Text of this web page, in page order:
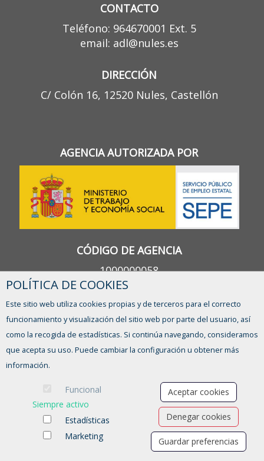
CONTACTO
Teléfono: 964670001 Ext. 5
email: adl@nules.es
DIRECCIÓN
C/ Colón 16, 12520 Nules, Castellón
AGENCIA AUTORIZADA POR
CÓDIGO DE AGENCIA
1000000058
De Lunes a Viernes, de 9:00 a 14:00h
¿TIENES ALGUNA DUDA?
POLÍTICA DE COOKIES
Este sitio web utiliza cookies propias y de terceros para el correcto
funcionamiento y visualización del sitio web por parte del usuario, así
como la recogida de estadísticas. Si continúa navegando, consideramos
que acepta su uso. Puede cambiar la configuración u obtener más
información.
Funcional
Siempre activo
Estadísticas
Marketing
Aceptar cookies
Denegar cookies
Guardar preferencias